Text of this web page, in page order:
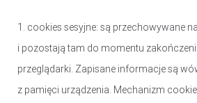
1. cookies sesyjne: są przechowywane
i pozostają tam do momentu
przeglądarki. Zapisane informacje są
z pamięci urządzenia. Mechanizm